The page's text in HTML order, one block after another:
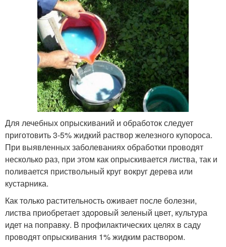
Для лечебных опрыскиваний и обработок следует
приготовить 3-5% жидкий раствор железного купороса.
При выявленных заболеваниях обработки проводят
несколько раз, при этом как опрыскивается листва, так и
поливается приствольный круг вокруг дерева или
кустарника.
Как только растительность оживает после болезни,
листва приобретает здоровый зеленый цвет, культура
идет на поправку. В профилактических целях в саду
проводят опрыскивания 1% жидким раствором.